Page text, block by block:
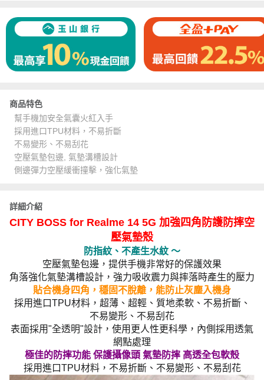
商品特色
幫手機加安全氣囊火紅入手
採用進口TPU材料，不易折斷
不易變形、不易刮花
空壓氣墊包邊, 氣墊溝槽設計
側邊彈力空壓緩衝撞擊，強化氣墊
詳細介紹
CITY BOSS for Realme 14 5G 加強四角防護防摔空
壓氣墊殼
防指紋、不產生水紋 ～
空壓氣墊包邊，提供手機非常好的保護效果
角落強化氣墊溝槽設計，強力吸收震力與摔落時產生的壓力
貼合機身四角，穩固不脫離，能防止灰塵入機身
採用進口TPU材料，超薄、超輕、質地柔軟、不易折斷、
不易變形、不易刮花
表面採用"全透明"設計，使用更人性更科學，內側採用透氣
網點處理
極佳的防摔功能 保護攝像頭 氣墊防摔 高透全包軟殼
採用進口TPU材料，不易折斷、不易變形、不易刮花